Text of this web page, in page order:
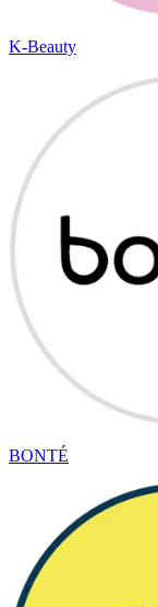
K-Beauty
BONTÉ